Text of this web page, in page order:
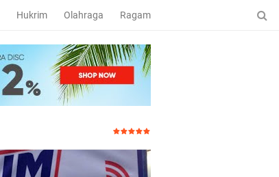
Hukrim Olahraga Ragam